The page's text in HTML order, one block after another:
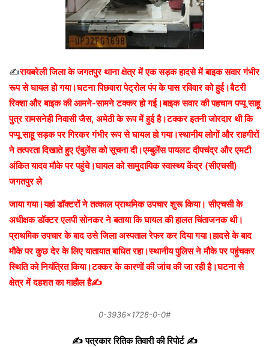
✍️रायबरेली जिला के जगतपुर थाना क्षेत्र में एक सड़क हादसे में बाइक सवार गंभीर
रूप से घायल हो गया।घटना पिछवारा पेट्रोल पंप के पास रविवार को हुई।बैटरी
रिक्शा और बाइक की आमने-सामने टक्कर हो गई।बाइक सवार की पहचान पप्पू साहू
पुत्र रामसनेही निवासी जैस, अमेठी के रूप में हुई है।टक्कर इतनी जोरदार थी कि
पप्पू साहू सड़क पर गिरकर गंभीर रूप से घायल हो गया।स्थानीय लोगों और राहगीरों
ने तत्परता दिखाते हुए एंबुलेंस को सूचना दी।एम्बुलेंस पायलट दीपचंद्र और एमटी
अंकित यादव मौके पर पहुंचे।घायल को सामुदायिक स्वास्थ्य केंद्र (सीएचसी)
जगतपुर ले
जाया गया।यहां डॉक्टरों ने तत्काल प्राथमिक उपचार शुरू किया। सीएचसी के
अधीक्षक डॉक्टर एलपी सोनकर ने बताया कि घायल की हालत चिंताजनक थी।
प्राथमिक उपचार के बाद उसे जिला अस्पताल रेफर कर दिया गया।हादसे के बाद
मौके पर कुछ देर के लिए यातायात बाधित रहा।स्थानीय पुलिस ने मौके पर पहुंचकर
स्थिति को नियंत्रित किया।टक्कर के कारणों की जांच की जा रही है।घटना से
क्षेत्र में दहशत का माहौल है✍️
0-3936×1728-0-0#
✍️ पत्रकार रितिक तिवारी की रिपोर्ट ✍️